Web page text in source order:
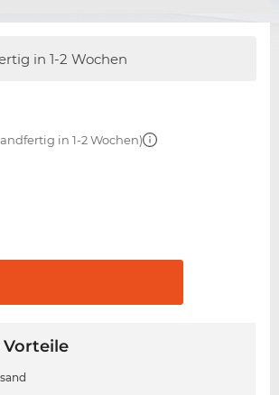
in 1-2 Wochen
in 1-2 Wochen)
Vorteile